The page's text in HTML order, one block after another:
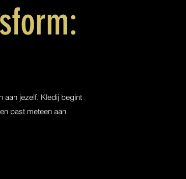
aan jezelf. Kledij begint
past meteen aan